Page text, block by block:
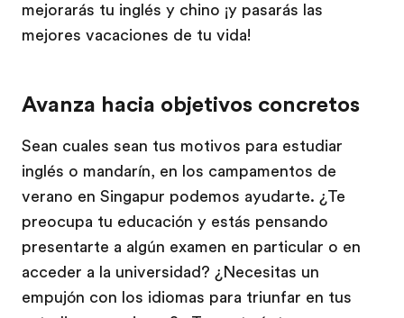
mejorarás tu inglés y chino ¡y pasarás las
mejores vacaciones de tu vida!
Avanza hacia objetivos concretos
Sean cuales sean tus motivos para estudiar
inglés o mandarín, en los campamentos de
verano en Singapur podemos ayudarte. ¿Te
preocupa tu educación y estás pensando
presentarte a algún examen en particular o en
acceder a la universidad? ¿Necesitas un
empujón con los idiomas para triunfar en tus